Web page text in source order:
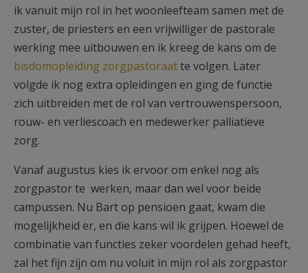
ik vanuit mijn rol in het woonleefteam samen met de
zuster, de priesters en een vrijwilliger de pastorale
werking mee uitbouwen en ik kreeg de kans om de
bisdomopleiding zorgpastoraatte volgen. Later
volgde ik nog extra opleidingen en ging de functie
zich uitbreiden met de rol van vertrouwenspersoon,
rouw- en verliescoach en medewerker palliatieve
zorg.
Vanaf augustus kies ik ervoor om enkel nog als
zorgpastor te werken, maar dan wel voor beide
campussen. Nu Bart op pensioen gaat, kwam die
mogelijkheid er, en die kans wil ik grijpen. Hoewel de
combinatie van functies zeker voordelen gehad heeft,
zal het fijn zijn om nu voluit in mijn rol als zorgpastor